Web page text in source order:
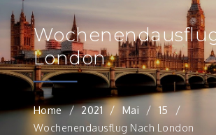
London
Home 2021 Mai 15
Wochenendausflug Nach London